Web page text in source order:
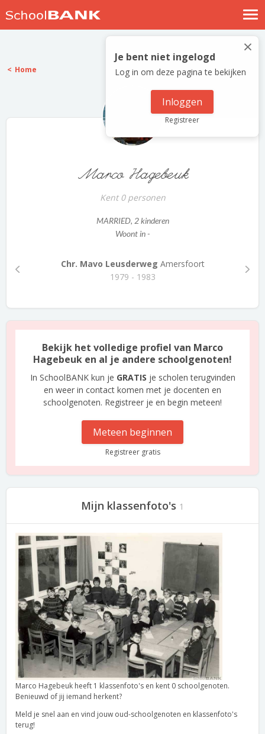
Nostalgische verhalen
Log in
Meld je gratis aan
×
Je bent niet ingelogd
Log in om deze pagina te bekijken
Inloggen
Registreer
Home
Marco Hagebeuk
Kent 0 personen
MARRIED, 2 kinderen
Woont in -
Chr. Mavo Leusderweg Amersfoort
1979 - 1983
Bekijk het volledige profiel van Marco
Hagebeuk en al je andere schoolgenoten!
In SchoolBANK kun je GRATIS je scholen terugvinden
en weer in contact komen met je docenten en
schoolgenoten. Registreer je en begin meteen!
Meteen beginnen
Registreer gratis
Mijn klassenfoto's 1
Marco Hagebeuk heeft 1 klassenfoto's en kent 0 schoolgenoten.
Benieuwd of jij iemand herkent?
Meld je snel aan en vind jouw oud-schoolgenoten en klassenfoto's
terug!